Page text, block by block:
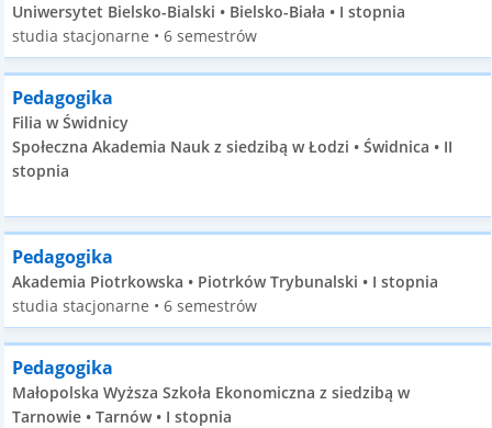
Uniwersytet Bielsko-Bialski • Bielsko-Biała • I stopnia
studia stacjonarne • 6 semestrów
Pedagogika
Filia w Świdnicy
Społeczna Akademia Nauk z siedzibą w Łodzi • Świdnica • II
stopnia
Pedagogika
Akademia Piotrkowska • Piotrków Trybunalski • I stopnia
studia stacjonarne • 6 semestrów
Pedagogika
Małopolska Wyższa Szkoła Ekonomiczna z siedzibą w
Tarnowie • Tarnów • I stopnia